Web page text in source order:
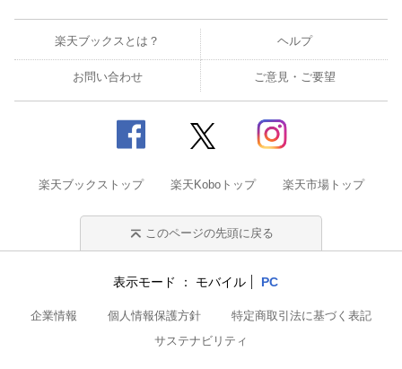
楽天ブックスとは？ ヘルプ
お問い合わせ ご意見・ご要望
楽天ブックストップ 楽天Koboトップ 楽天市場トップ
このページの先頭に戻る
表示モード モバイル PC
企業情報 個人情報保護方針
特定商取引法に基づく表記
サステナビリティ